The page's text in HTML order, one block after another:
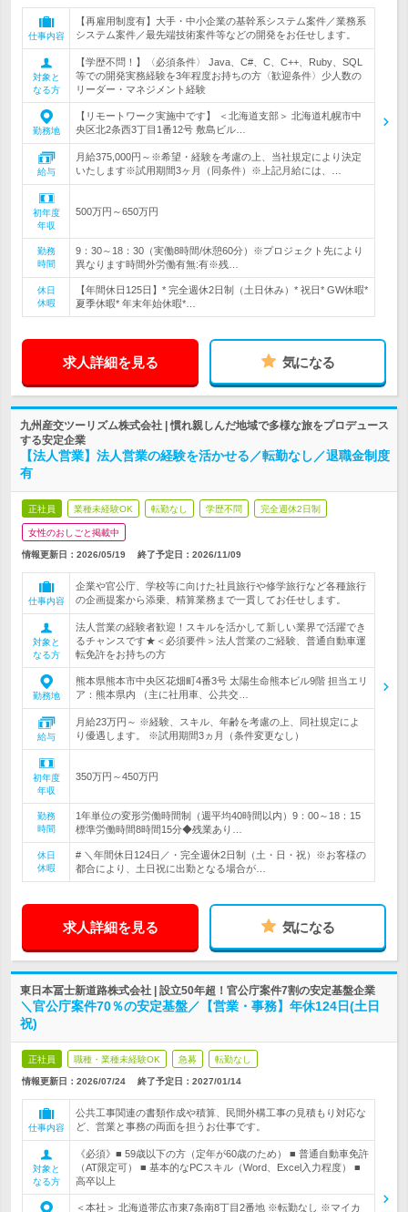
仕事内容
【再雇用制度有】大手・中小企業の基幹系システム案件／業務系
システム案件／最先端技術案件等などの開発をお任せします。
対象と
なる方
【学歴不問！】〈必須条件〉 Java、C#、C、C++、Ruby、SQL
等での開発実務経験を3年程度お持ちの方〈歓迎条件〉少人数の
リーダー・マネジメント経験
勤務地
【リモートワーク実施中です】 ＜北海道支部＞ 北海道札幌市中
央区北2条西3丁目1番12号 敷島ビル…
給与
月給375,000円～※希望・経験を考慮の上、当社規定により決定
いたします※試用期間3ヶ月（同条件）※上記月給には、…
初年度
年収
500万円～650万円
勤務
時間
9：30～18：30（実働8時間/休憩60分）※プロジェクト先により
異なります時間外労働有無:有※残…
休日
休暇
【年間休日125日】* 完全週休2日制（土日休み）* 祝日* GW休暇*
夏季休暇* 年末年始休暇*…
求人詳細を見る 気になる
九州産交ツーリズム株式会社 | 慣れ親しんだ地域で多様な旅をプロデュース
する安定企業
【法人営業】法人営業の経験を活かせる／転勤なし／退職金制度
有
正社員 業種未経験OK 転勤なし 学歴不問 完全週休2日制
女性のおしごと掲載中
情報更新日：2026/05/19 終了予定日： 2026/11/09
仕事内容
企業や官公庁、学校等に向けた社員旅行や修学旅行など各種旅行
の企画提案から添乗、精算業務まで一貫してお任せします。
対象と
なる方
法人営業の経験者歓迎！スキルを活かして新しい業界で活躍でき
るチャンスです★＜必須要件＞法人営業のご経験、普通自動車運
転免許をお持ちの方
勤務地
熊本県熊本市中央区花畑町4番3号 太陽生命熊本ビル9階 担当エリ
ア：熊本県内 （主に社用車、公共交…
給与
月給23万円～ ※経験、スキル、年齢を考慮の上、同社規定によ
り優遇します。 ※試用期間3ヵ月（条件変更なし）
初年度
年収
350万円～450万円
勤務
時間
1年単位の変形労働時間制（週平均40時間以内）9：00～18：15
標準労働時間8時間15分◆残業あり…
休日
休暇
# ＼年間休日124日／・完全週休2日制（土・日・祝）※お客様の
都合により、土日祝に出勤となる場合が…
求人詳細を見る 気になる
東日本冨士新道路株式会社 | 設立50年超！官公庁案件7割の安定基盤企業
＼官公庁案件70％の安定基盤／【営業・事務】年休124日(土日
祝)
正社員 職種・業種未経験OK 急募 転勤なし
情報更新日：2026/07/24 終了予定日： 2027/01/14
仕事内容
公共工事関連の書類作成や積算、民間外構工事の見積もり対応な
ど、営業と事務の両面を担うお仕事です。
対象と
なる方
《必須》■ 59歳以下の方（定年が60歳のため） ■ 普通自動車免許
（AT限定可） ■ 基本的なPCスキル（Word、Excel入力程度） ■
高卒以上
＜本社＞ 北海道帯広市東7条南8丁目2番地 ※転勤なし ※マイカ